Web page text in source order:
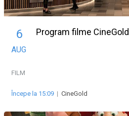
6
AUG
Program filme CineGold
FILM
Începe la 15:09 | CineGold